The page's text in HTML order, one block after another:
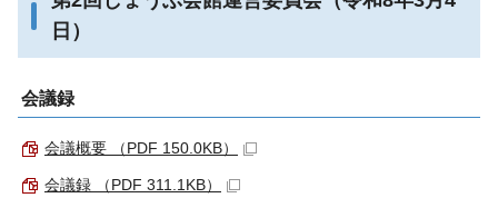
日）
会議録
会議概要 （PDF 150.0KB）
会議録 （PDF 311.1KB）